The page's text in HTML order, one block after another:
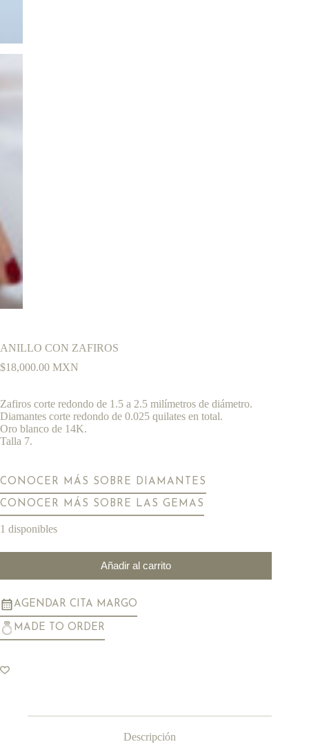
ANILLO CON ZAFIROS
$18,000.00 MXN
Zafiros corte redondo de 1.5 a 2.5 milímetros de diámetro.
Diamantes corte redondo de 0.025 quilates en total.
Oro blanco de 14K.
Talla 7.
CONOCER MÁS SOBRE DIAMANTES
CONOCER MÁS SOBRE LAS GEMAS
1 disponibles
Añadir al carrito
AGENDAR CITA MARGO
MADE TO ORDER
Descripción